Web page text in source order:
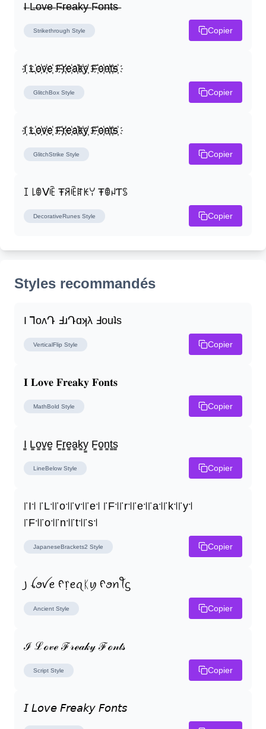
I̶ L̶o̶v̶e̶ F̶r̶e̶a̶k̶y̶ F̶o̶n̶t̶s̶
Strikethrough Style Copier
I҉ L҉o҉v҉e҉ F҉r҉e҉a҉k҉y҉ F҉o҉n҉t҉s҉
GlitchBox Style Copier
I҉ L҉o҉v҉e҉ F҉r҉e҉a҉k҉y҉ F҉o҉n҉t҉s҉
GlitchStrike Style Copier
ꀤ ꒒ꂦᐯꍟ Ŧꋪꍟꍏꀘꌩ ŦꂦꈤƬꌗ
DecorativeRunes Style Copier
Styles recommandés
I ꓶoʌԴ ꓞɹԴɑʞλ ꓞouʇs
VerticalFlip Style Copier
𝐈 𝐋𝐨𝐯𝐞 𝐅𝐫𝐞𝐚𝐤𝐲 𝐅𝐨𝐧𝐭𝐬
MathBold Style Copier
I̳ L̳o̳v̳e̳ F̳r̳e̳a̳k̳y̳ F̳o̳n̳t̳s̳
LineBelow Style Copier
꜍I꜉ ꜍L꜉꜍o꜉꜍v꜉꜍e꜉ ꜍F꜉꜍r꜉꜍e꜉꜍a꜉꜍k꜉꜍y꜉
꜍F꜉꜍o꜉꜍n꜉꜍t꜉꜍s꜉
JapaneseBrackets2 Style Copier
꠸ ꪶꪮꪜꫀ ᠻ᥅ꫀꪖᛕꪗ ᠻꪮꪀꪻᦓ
Ancient Style Copier
ℐ ℒℴ𝓋ℯ ℱ𝓇ℯ𝒶𝓀𝓎 ℱℴ𝓃𝓉𝓈
Script Style Copier
𝘐 𝘓𝘰𝘷𝘦 𝘍𝘳𝘦𝘢𝘬𝘺 𝘍𝘰𝘯𝘵𝘴